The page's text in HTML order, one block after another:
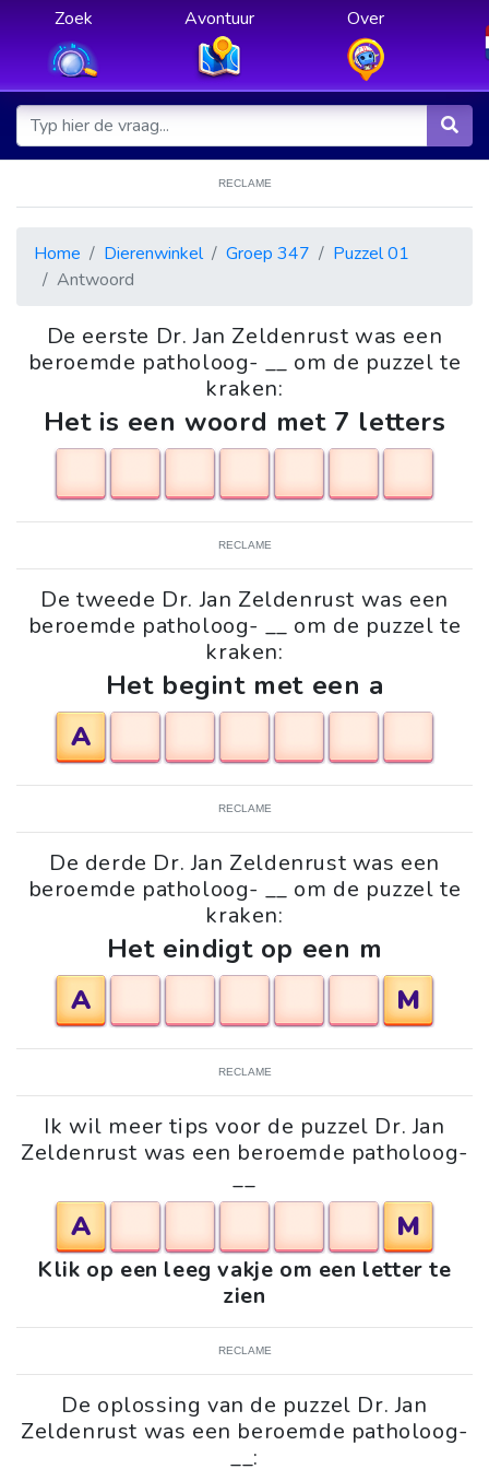
Zoek Avontuur Over
RECLAME
Home Dierenwinkel Groep 347
Puzzel 01
Antwoord
De eerste Dr. Jan Zeldenrust was een
beroemde patholoog- __ om de puzzel te
kraken:
Het is een woord met 7 letters
RECLAME
De tweede Dr. Jan Zeldenrust was een
beroemde patholoog- __ om de puzzel te
kraken:
Het begint met een a
A
RECLAME
De derde Dr. Jan Zeldenrust was een
beroemde patholoog- __ om de puzzel te
kraken:
Het eindigt op een m
A
M
RECLAME
Ik wil meer tips voor de puzzel Dr. Jan
Zeldenrust was een beroemde patholoog-
__
A M
Klik op een leeg vakje om een letter te
zien
RECLAME
De oplossing van de puzzel Dr. Jan
Zeldenrust was een beroemde patholoog-
__: